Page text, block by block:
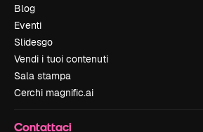
Blog
Eventi
Slidesgo
Vendi i tuoi contenuti
Sala stampa
Cerchi magnific.ai
Contattaci